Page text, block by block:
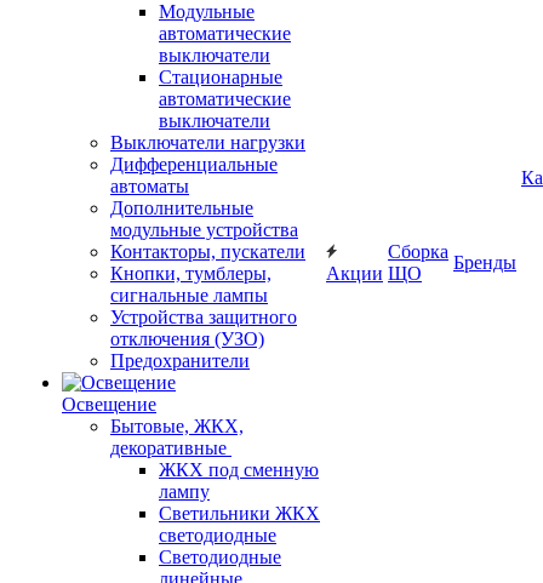
Модульные
автоматические
выключатели
Стационарные
автоматические
выключатели
Выключатели нагрузки
Дифференциальные
автоматы
Дополнительные
модульные устройства
Контакторы, пускатели
Кнопки, тумблеры,
сигнальные лампы
Устройства защитного
отключения (УЗО)
Предохранители
Освещение
Бытовые, ЖКХ,
декоративные
ЖКХ под сменную
лампу
Светильники ЖКХ
светодиодные
Светодиодные
линейные
Акции
Сборка
ЩО
Бренды